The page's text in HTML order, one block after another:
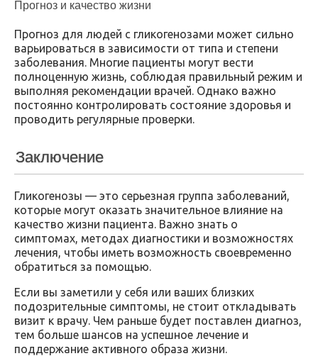
Прогноз и качество жизни
Прогноз для людей с гликогенозами может сильно
варьироваться в зависимости от типа и степени
заболевания. Многие пациенты могут вести
полноценную жизнь, соблюдая правильный режим и
выполняя рекомендации врачей. Однако важно
постоянно контролировать состояние здоровья и
проводить регулярные проверки.
Заключение
Гликогенозы — это серьезная группа заболеваний,
которые могут оказать значительное влияние на
качество жизни пациента. Важно знать о
симптомах, методах диагностики и возможностях
лечения, чтобы иметь возможность своевременно
обратиться за помощью.
Если вы заметили у себя или ваших близких
подозрительные симптомы, не стоит откладывать
визит к врачу. Чем раньше будет поставлен диагноз,
тем больше шансов на успешное лечение и
поддержание активного образа жизни.